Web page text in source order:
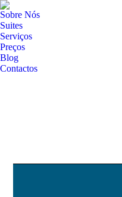
Sobre Nós
Suites
Serviços
Preços
Blog
Contactos